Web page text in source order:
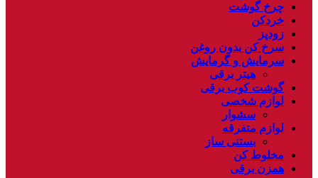
چرخ گوشت
خردکن
زودپز
سرخ کن بدون روغن
سرمایش و گرمایش
هیتر برقی
گوشت کوب برقی
لوازم شخصی
سشوار
لوازم متفرقه
بستنی ساز
مخلوط کن
همزن برقی